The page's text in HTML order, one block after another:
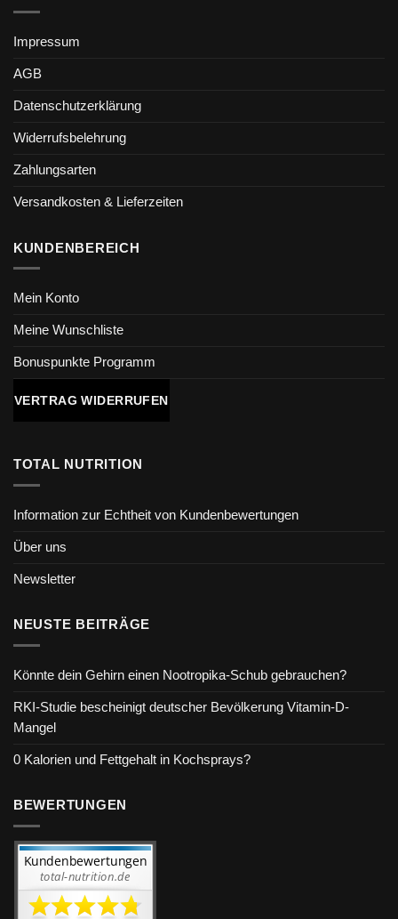
Impressum
AGB
Datenschutzerklärung
Widerrufsbelehrung
Zahlungsarten
Versandkosten & Lieferzeiten
KUNDENBEREICH
Mein Konto
Meine Wunschliste
Bonuspunkte Programm
VERTRAG WIDERRUFEN
TOTAL NUTRITION
Information zur Echtheit von Kundenbewertungen
Über uns
Newsletter
NEUSTE BEITRÄGE
Könnte dein Gehirn einen Nootropika-Schub gebrauchen?
RKI-Studie bescheinigt deutscher Bevölkerung Vitamin-D-
Mangel
0 Kalorien und Fettgehalt in Kochsprays?
BEWERTUNGEN